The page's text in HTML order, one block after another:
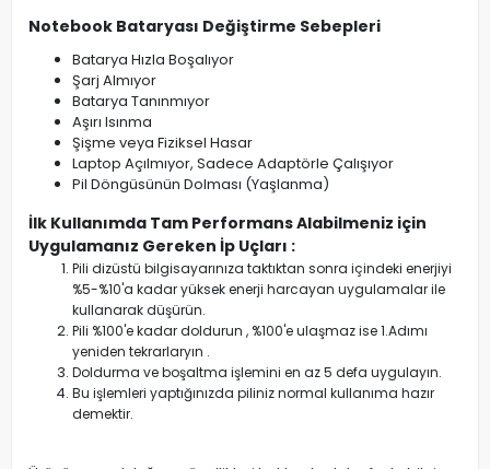
Notebook Bataryası Değiştirme Sebepleri
Batarya Hızla Boşalıyor
Şarj Almıyor
Batarya Tanınmıyor
Aşırı Isınma
Şişme veya Fiziksel Hasar
Laptop Açılmıyor, Sadece Adaptörle Çalışıyor
Pil Döngüsünün Dolması (Yaşlanma)
İlk Kullanımda Tam Performans Alabilmeniz için
Uygulamanız Gereken İp Uçları :
Pili dizüstü bilgisayarınıza taktıktan sonra içindeki enerjiyi
%5-%10'a kadar yüksek enerji harcayan uygulamalar ile
kullanarak düşürün.
Pili %100'e kadar doldurun , %100'e ulaşmaz ise 1.Adımı
yeniden tekrarlaryın .
Doldurma ve boşaltma işlemini en az 5 defa uygulayın.
Bu işlemleri yaptığınızda piliniz normal kullanıma hazır
demektir.